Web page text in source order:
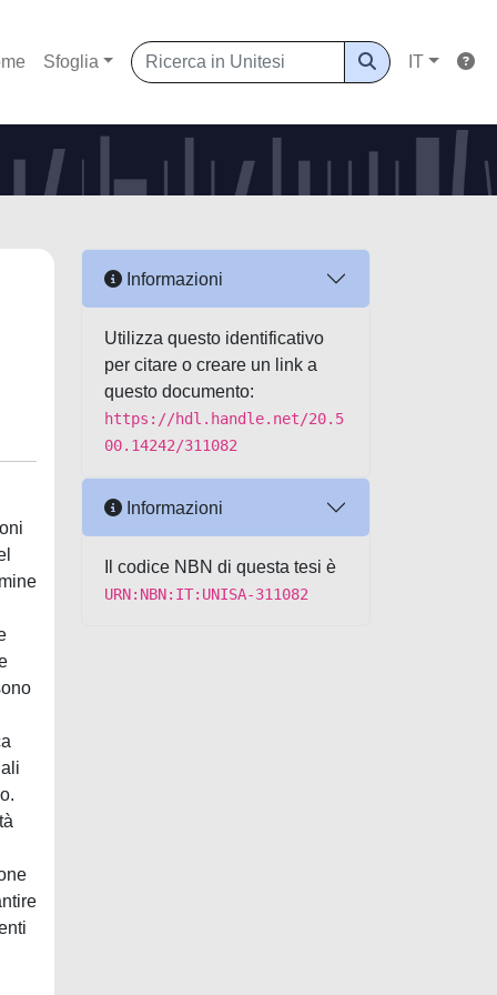
Sfoglia IT
Informazioni
Utilizza questo identificativo
per citare o creare un link a
questo documento:
https://hdl.handle.net/20.5
00.14242/311082
Informazioni
Il codice NBN di questa tesi è
URN:NBN:IT:UNISA-311082